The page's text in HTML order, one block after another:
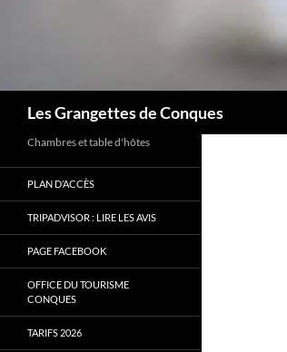
Les Grangettes de Conques
Chambres et table d'hôtes
PLAN D’ACCÈS
TRIPADVISOR : LIRE LES AVIS
PAGE FACEBOOK
OFFICE DU TOURISME
CONQUES
TARIFS 2026